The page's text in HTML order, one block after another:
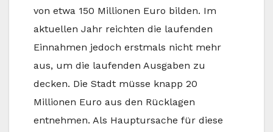
von etwa 150 Millionen Euro bilden. Im
aktuellen Jahr reichten die laufenden
Einnahmen jedoch erstmals nicht mehr
aus, um die laufenden Ausgaben zu
decken. Die Stadt müsse knapp 20
Millionen Euro aus den Rücklagen
entnehmen. Als Hauptursache für diese